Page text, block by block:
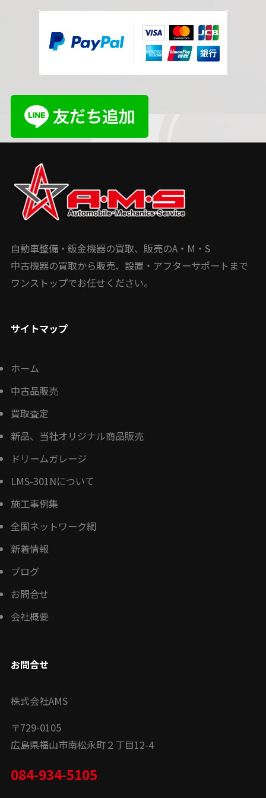
自動車整備・鈑金機器の買取、販売のA・M・S
中古機器の買取から販売、設置・アフターサポートまで
ワンストップでお任せください。
サイトマップ
ホーム
中古品販売
買取査定
新品、当社オリジナル商品販売
ドリームガレージ
LMS-301Nについて
施工事例集
全国ネットワーク網
新着情報
ブログ
お問合せ
会社概要
お問合せ
株式会社AMS
〒729-0105
広島県福山市南松永町２丁目12-4
084-934-5105